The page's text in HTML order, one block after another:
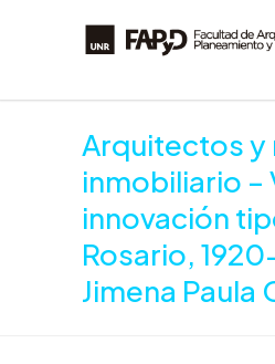
Arquitectos y
inmobiliario –
innovación
Rosario,
Jimena Paula